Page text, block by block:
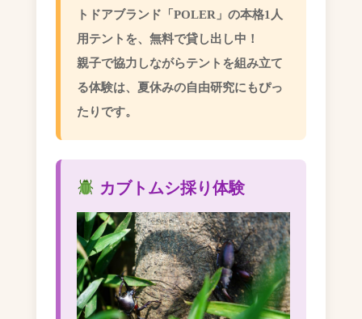
トドアブランド「POLER」の本格1人
用テントを、無料で貸し出し中！
親子で協力しながらテントを組み立て
る体験は、夏休みの自由研究にもぴっ
たりです。
カブトムシ採り体験